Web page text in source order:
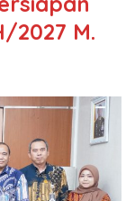
2027 M.